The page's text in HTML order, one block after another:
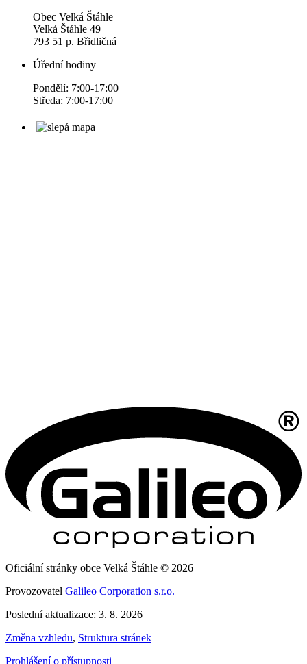
Obec Velká Štáhle
Velká Štáhle 49
793 51 p. Břidličná
Úřední hodiny
Pondělí: 7:00-17:00
Středa: 7:00-17:00
Oficiální stránky obce Velká Štáhle © 2026
Provozovatel Galileo Corporation s.r.o.
Poslední aktualizace: 3. 8. 2026
Změna vzhledu, Struktura stránek
Prohlášení o přístupnosti